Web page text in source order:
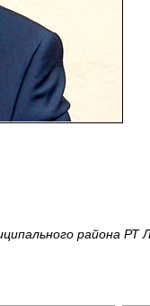
района РТ